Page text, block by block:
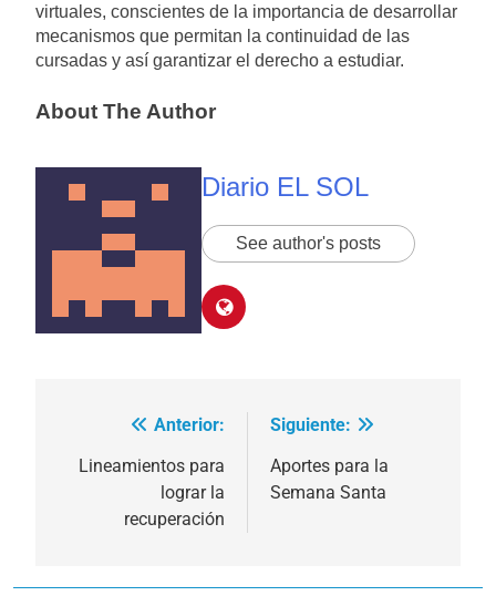
virtuales, conscientes de la importancia de desarrollar
mecanismos que permitan la continuidad de las
cursadas y así garantizar el derecho a estudiar.
About The Author
Diario EL SOL
See author's posts
Navegación
de
entradas
Anterior:
Lineamientos para
lograr la
recuperación
Siguiente:
Aportes para la
Semana Santa